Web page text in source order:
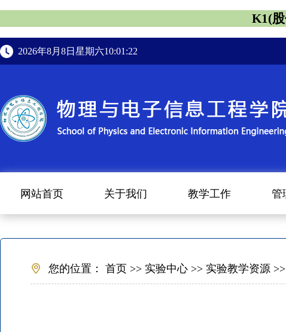
K1(
2026年8月8日星期六10:01:22
网站首页 关于我们 教学工作 管
您的位置： 首页 >> 实验中心 >> 实验教学资源